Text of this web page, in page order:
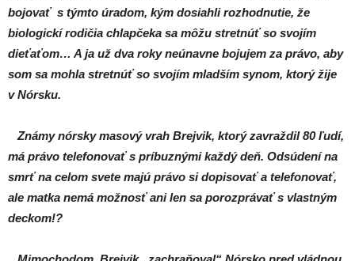
bojovať s týmto úradom, kým dosiahli rozhodnutie, že
biologickí rodičia chlapčeka sa môžu stretnúť so svojím
dieťaťom… A ja už dva roky neúnavne bojujem za právo, aby
som sa mohla stretnúť so svojím mladším synom, ktorý žije
v Nórsku.
Známy nórsky masový vrah Brejvik, ktorý zavraždil 80 ľudí,
má právo telefonovať s príbuznými každý deň. Odsúdení na
smrť na celom svete majú právo si dopisovať a telefonovať,
ale matka nemá možnosť ani len sa porozprávať s vlastným
deckom!?